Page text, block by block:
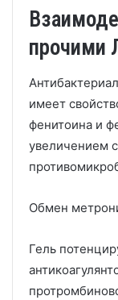
прочими
имеет
фенитоина и
увеличением
Обмен
Гель